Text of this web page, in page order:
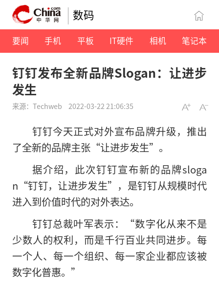
数码
要闻 手机 平板 IT硬件 相机 笔记本
钉钉发布全新品牌Slogan：让进步
发生
来源：Techweb 2022-03-22 21:06:35
钉钉今天正式对外宣布品牌升级，推出
了全新的品牌主张“让进步发生”。
据介绍，此次钉钉宣布新的品牌sloga
n“钉钉，让进步发生”，是钉钉从规模时代
进入到价值时代的对外表达。
钉钉总裁叶军表示：“数字化从来不是
少数人的权利，而是千行百业共同进步。每
一个人、每一个组织、每一家企业都应该被
数字化普惠。”